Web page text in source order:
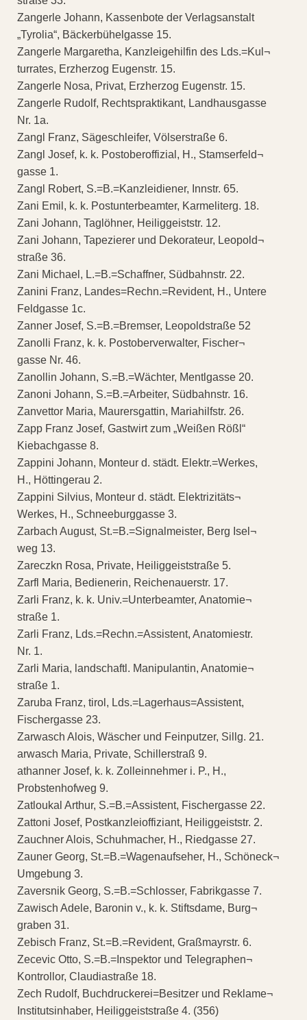
Zangerle Johann, Kassenbote der Verlagsanstalt
„Tyrolia“, Bäckerbühelgasse 15.
Zangerle Margaretha, Kanzleigehilfin des Lds.=Kul¬
turrates, Erzherzog Eugenstr. 15.
Zangerle Nosa, Privat, Erzherzog Eugenstr. 15.
Zangerle Rudolf, Rechtspraktikant, Landhausgasse
Nr. 1a.
Zangl Franz, Sägeschleifer, Völserstraße 6.
Zangl Josef, k. k. Postoberoffizial, H., Stamserfeld¬
gasse 1.
Zangl Robert, S.=B.=Kanzleidiener, Innstr. 65.
Zani Emil, k. k. Postunterbeamter, Karmeliterg. 18.
Zani Johann, Taglöhner, Heiliggeiststr. 12.
Zani Johann, Tapezierer und Dekorateur, Leopold¬
straße 36.
Zani Michael, L.=B.=Schaffner, Südbahnstr. 22.
Zanini Franz, Landes=Rechn.=Revident, H., Untere
Feldgasse 1c.
Zanner Josef, S.=B.=Bremser, Leopoldstraße 52
Zanolli Franz, k. k. Postoberverwalter, Fischer¬
gasse Nr. 46.
Zanollin Johann, S.=B.=Wächter, Mentlgasse 20.
Zanoni Johann, S.=B.=Arbeiter, Südbahnstr. 16.
Zanvettor Maria, Maurersgattin, Mariahilfstr. 26.
Zapp Franz Josef, Gastwirt zum „Weißen Rößl“
Kiebachgasse 8.
Zappini Johann, Monteur d. städt. Elektr.=Werkes,
H., Höttingerau 2.
Zappini Silvius, Monteur d. städt. Elektrizitäts¬
Werkes, H., Schneeburggasse 3.
Zarbach August, St.=B.=Signalmeister, Berg Isel¬
weg 13.
Zareczkn Rosa, Private, Heiliggeiststraße 5.
Zarfl Maria, Bedienerin, Reichenauerstr. 17.
Zarli Franz, k. k. Univ.=Unterbeamter, Anatomie¬
straße 1.
Zarli Franz, Lds.=Rechn.=Assistent, Anatomiestr.
Nr. 1.
Zarli Maria, landschaftl. Manipulantin, Anatomie¬
straße 1.
Zaruba Franz, tirol, Lds.=Lagerhaus=Assistent,
Fischergasse 23.
Zarwasch Alois, Wäscher und Feinputzer, Sillg. 21.
arwasch Maria, Private, Schillerstraß 9.
athanner Josef, k. k. Zolleinnehmer i. P., H.,
Probstenhofweg 9.
Zatloukal Arthur, S.=B.=Assistent, Fischergasse 22.
Zattoni Josef, Postkanzleioffiziant, Heiliggeiststr. 2.
Zauchner Alois, Schuhmacher, H., Riedgasse 27.
Zauner Georg, St.=B.=Wagenaufseher, H., Schöneck¬
Umgebung 3.
Zaversnik Georg, S.=B.=Schlosser, Fabrikgasse 7.
Zawisch Adele, Baronin v., k. k. Stiftsdame, Burg¬
graben 31.
Zebisch Franz, St.=B.=Revident, Graßmayrstr. 6.
Zecevic Otto, S.=B.=Inspektor und Telegraphen¬
Kontrollor, Claudiastraße 18.
Zech Rudolf, Buchdruckerei=Besitzer und Reklame¬
Institutsinhaber, Heiliggeiststraße 4. (356)